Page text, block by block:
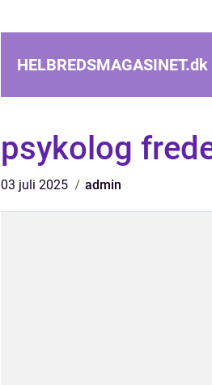
HELBREDSMAGASINET.dk
psykolog
03 juli 2025 admin